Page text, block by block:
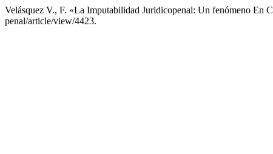
Velásquez V., F. «La Imputabilidad Juridicopenal: Un fenómeno En
penal/article/view/4423.